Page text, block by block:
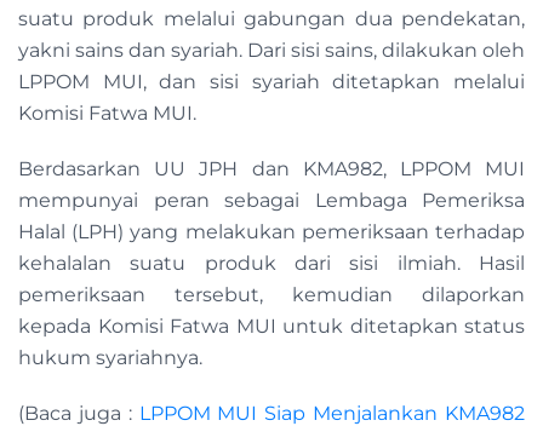
suatu produk melalui gabungan dua pendekatan,
yakni sains dan syariah. Dari sisi sains, dilakukan oleh
LPPOM MUI, dan sisi syariah ditetapkan melalui
Komisi Fatwa MUI.
Berdasarkan UU JPH dan KMA982, LPPOM MUI
mempunyai peran sebagai Lembaga Pemeriksa
Halal (LPH) yang melakukan pemeriksaan terhadap
kehalalan suatu produk dari sisi ilmiah. Hasil
pemeriksaan tersebut, kemudian dilaporkan
kepada Komisi Fatwa MUI untuk ditetapkan status
hukum syariahnya.
(Baca juga : LPPOM MUI Siap Menjalankan KMA982